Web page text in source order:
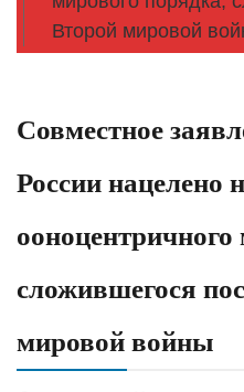
Второй мировой
Совместное
России нацелено
сложившегося
мировой войны